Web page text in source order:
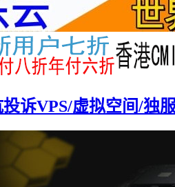
诉VPS/虚拟空间/独